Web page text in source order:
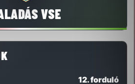
VSE
12. forduló